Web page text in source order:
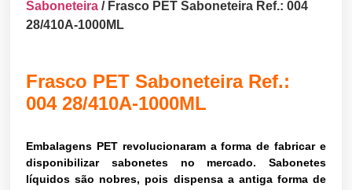
Saboneteira / Frasco PET Saboneteira Ref.: 004
28/410A-1000ML
Frasco PET Saboneteira Ref.:
004 28/410A-1000ML
Embalagens PET revolucionaram a forma de fabricar e
disponibilizar sabonetes no mercado. Sabonetes
líquidos são nobres, pois dispensa a antiga forma de